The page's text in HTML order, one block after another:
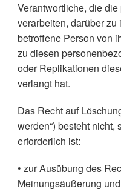
Verantwortliche, die
verarbeiten, darüber
betroffene Person von
zu diesen
oder Replikationen
verlangt hat.
Das Recht auf
werden“) besteht nicht,
erforderlich ist:
• zur Ausübung des
Meinungsäußerung